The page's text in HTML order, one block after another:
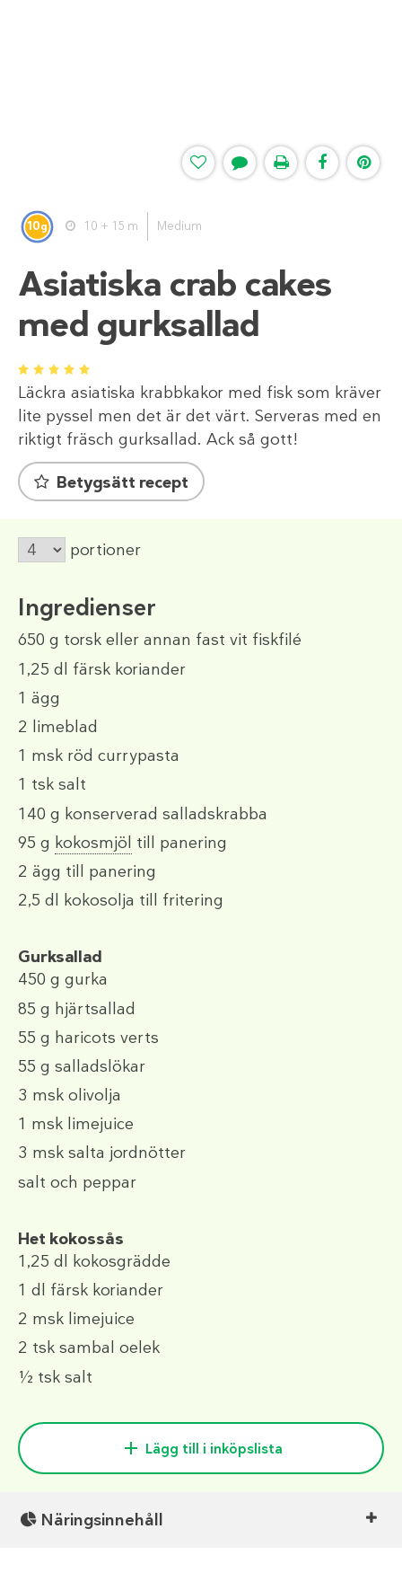
10g 10 + 15 m Medium
Asiatiska crab cakes
med gurksallad
1 2 3 4 5
Läckra asiatiska krabbkakor med fisk som kräver
lite pyssel men det är det värt. Serveras med en
riktigt fräsch gurksallad. Ack så gott!
Betygsätt recept
portioner
Ingredienser
650 g torsk eller annan fast vit fiskfilé
1,25 dl färsk koriander
1 ägg
2 limeblad
1 msk röd currypasta
1 tsk salt
140 g konserverad salladskrabba
95 g kokosmjöl till panering
2 ägg till panering
2,5 dl kokosolja till fritering
Gurksallad
450 g gurka
85 g hjärtsallad
55 g haricots verts
55 g salladslökar
3 msk olivolja
1 msk limejuice
3 msk salta jordnötter
salt och peppar
Het kokossås
1,25 dl kokosgrädde
1 dl färsk koriander
2 msk limejuice
2 tsk sambal oelek
½ tsk salt
Lägg till i inköpslista
Näringsinnehåll